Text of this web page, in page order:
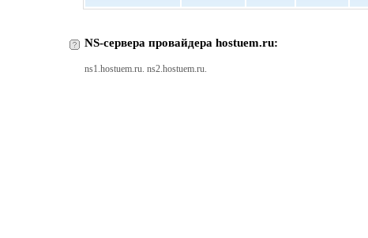
NS-сервера провайдера hostuem.ru:
ns1.hostuem.ru. ns2.hostuem.ru.